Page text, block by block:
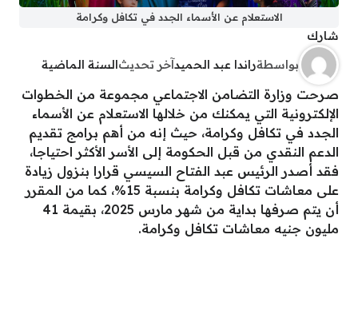
الاستعلام عن الأسماء الجدد في تكافل وكرامة
شارك
بواسطةراندا عبد الحميدآخر تحديثالسنة الماضية
صرحت وزارة التضامن الاجتماعي مجموعة من الخطوات
الإلكترونية التي يمكنك من خلالها الاستعلام عن الأسماء
الجدد في تكافل وكرامة، حيث إنه من أهم برامج تقديم
الدعم النقدي من قبل الحكومة إلى الأسر الأكثر احتياجا،
فقد أصدر الرئيس عبد الفتاح السيسي قرارا بنزول زيادة
على معاشات تكافل وكرامة بنسبة 15%، كما من المقرر
أن يتم صرفها بداية من شهر مارس 2025، بقيمة 41
مليون جنيه معاشات تكافل وكرامة.